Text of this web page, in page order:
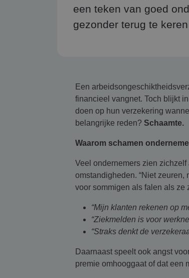
een teken van goed
gezonder terug te
Een
financieel vangnet. Toch blijkt
doen op hun verzekering
belangrijke reden? Schaamte.
Waarom schamen
Veel ondernemers zien
omstandigheden. “Niet zeuren,
voor sommigen als falen als ze
“Mijn klanten rekenen op
“Ziekmelden is voor
“Straks denkt de
Daarnaast speelt ook angst
premie omhooggaat of dat een